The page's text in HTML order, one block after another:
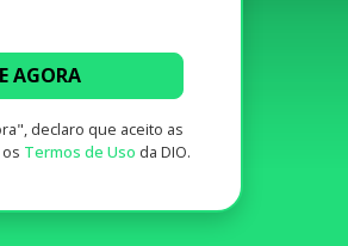
AGORA
declaro que aceito as
Termos de Uso da DIO.